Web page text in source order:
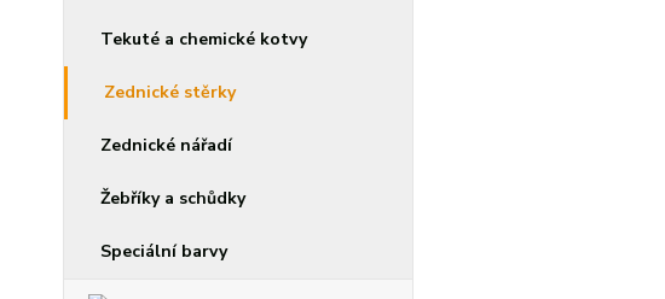
Tekuté a chemické kotvy
Zednické stěrky
Zednické nářadí
Žebříky a schůdky
Speciální barvy